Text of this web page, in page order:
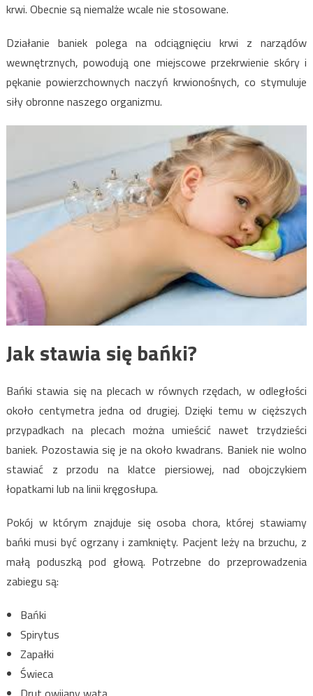
krwi. Obecnie są niemalże wcale nie stosowane.
Działanie baniek polega na odciągnięciu krwi z narządów
wewnętrznych, powodują one miejscowe przekrwienie skóry i
pękanie powierzchownych naczyń krwionośnych, co stymuluje
siły obronne naszego organizmu.
Jak stawia się bańki?
Bańki stawia się na plecach w równych rzędach, w odległości
około centymetra jedna od drugiej. Dzięki temu w cięższych
przypadkach na plecach można umieścić nawet trzydzieści
baniek. Pozostawia się je na około kwadrans. Baniek nie wolno
stawiać z przodu na klatce piersiowej, nad obojczykiem
łopatkami lub na linii kręgosłupa.
Pokój w którym znajduje się osoba chora, której stawiamy
bańki musi być ogrzany i zamknięty. Pacjent leży na brzuchu, z
małą poduszką pod głową. Potrzebne do przeprowadzenia
zabiegu są:
Bańki
Spirytus
Zapałki
Świeca